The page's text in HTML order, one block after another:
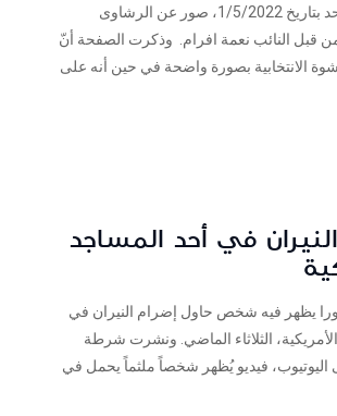
لبنان نشرت صفحة Siyese 101 يوم الأحد بتاريخ 1/5/2022، صور عن الرشاوى
قبل النائب نعمة افرام. وذكرت الصفحة أنّ
الانتخابية بصورة واضحة في حين أنه على
في أحد المساجد
يظهر فيه شخص حاول إضرام النيران في
الثلاثاء الماضي. ونشرت شرطة
اليوتيوب، فيديو يُظهر شخصاً ملثماً يحمل في